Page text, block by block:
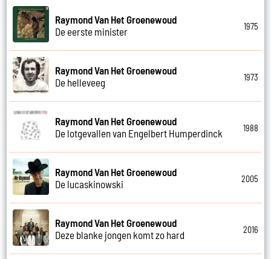
Raymond Van Het Groenewoud
De eerste minister
1975
Raymond Van Het Groenewoud
De helleveeg
1973
Raymond Van Het Groenewoud
De lotgevallen van Engelbert Humperdinck
1988
Raymond Van Het Groenewoud
De lucaskinowski
2005
Raymond Van Het Groenewoud
Deze blanke jongen komt zo hard
2016